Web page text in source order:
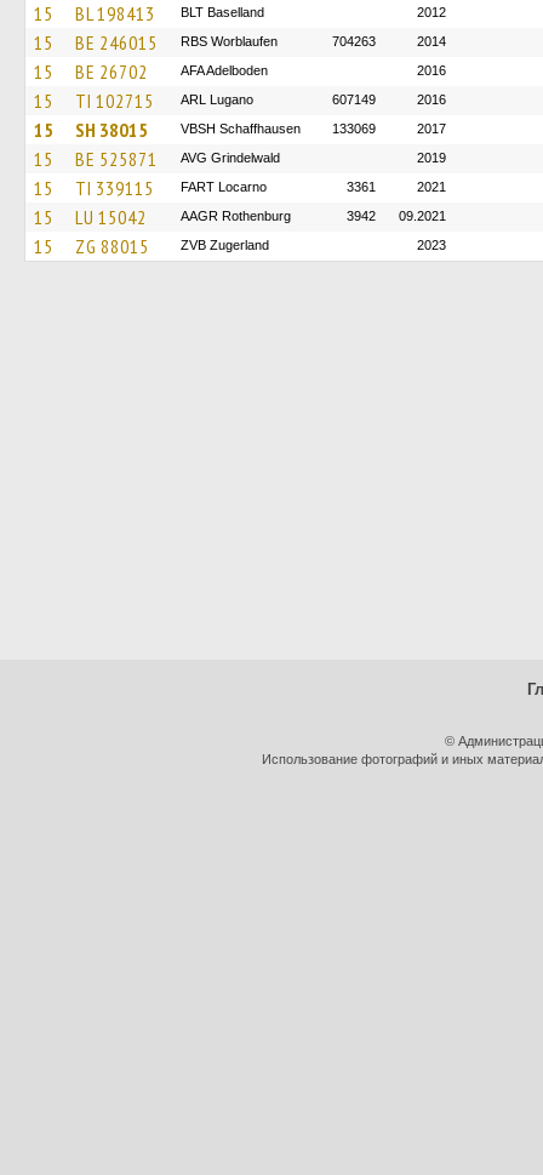
15 BL 198413 BLT Baselland 2012
15 BE 246015 RBS Worblaufen 704263 2014
15 BE 26702 AFA Adelboden 2016
15 TI 102715 ARL Lugano 607149 2016
15 SH 38015 VBSH Schaffhausen 133069 2017
15 BE 525871 AVG Grindelwald 2019
15 TI 339115 FART Locarno 3361 2021
15 LU 15042 AAGR Rothenburg 3942 09.2021
15 ZG 88015 ZVB Zugerland 2023
©
Использование фотографий и иных